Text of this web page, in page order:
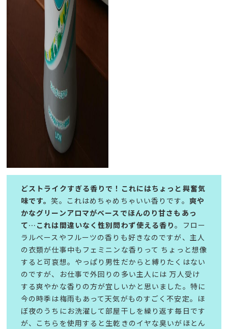
どストライクすぎる香りで！これにはちょっと興奮気
味です。 笑。これはめちゃめちゃいい香りです。 爽や
かなグリーンアロマがベースでほんのり甘さもあっ
て…これは間違いなく性別問わず使える香り。フロー
ラルベースやフルーツの香りも好きなのですが、主人
の衣類が仕事中もフェミニンな香りって ちょっと想像
すると可哀想。やっぱり男性だからと縛りたくはない
のですが、お仕事で外回りの多い主人には 万人受け
する爽やかな香りの方が宜しいかと思いました。特に
今の時季は梅雨もあって天気がものすごく不安定。ほ
ぼ夜のうちにお洗濯して部屋干しを繰り返す毎日です
が、こちらを使用すると生乾きのイヤな臭いがほとん